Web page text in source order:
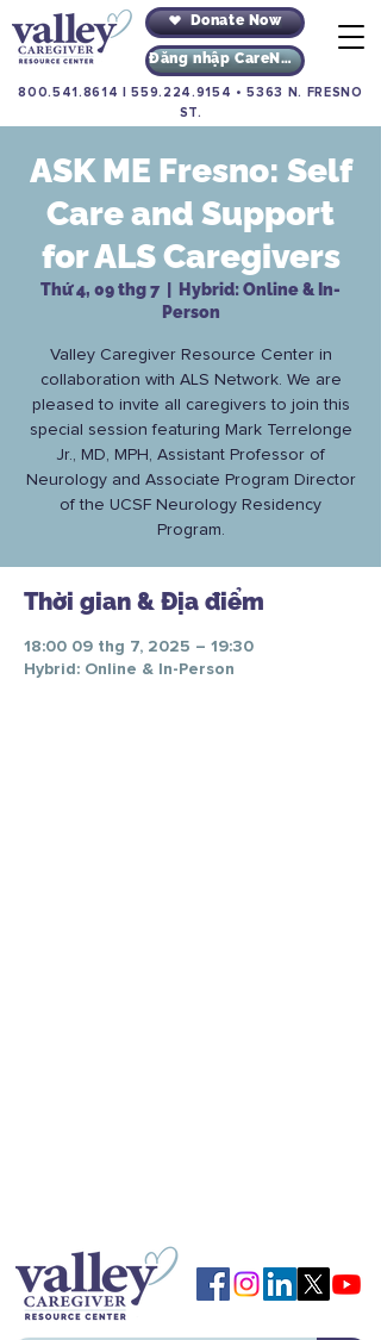
Donate Now
Đăng nhập CareNav
800.541.8614 |559.224.9154 •5363 N. FRESNO
ST.
ASK ME Fresno: Self
Care and Support
for ALS Caregivers
Thứ 4, 09 thg 7
Hybrid: Online & In-
Person
Valley Caregiver Resource Center in
collaboration with ALS Network. We are
pleased to invite all caregivers to join this
special session featuring Mark Terrelonge
Jr., MD, MPH, Assistant Professor of
Neurology and Associate Program Director
of the UCSF Neurology Residency
Program.
Thời gian & Địa điểm
18:00 09 thg 7, 2025 – 19:30
Hybrid: Online & In-Person